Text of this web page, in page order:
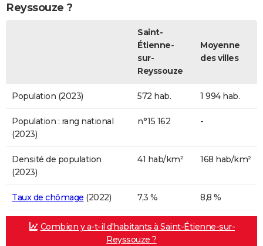
Reyssouze ?
Saint-
Étienne-
sur-
Reyssouze
Moyenne
des villes
Population (2023) 572 hab. 1 994 hab.
Population : rang national
(2023)
n°15 162 -
Densité de population
(2023)
41 hab/km² 168 hab/km²
Taux de chômage (2022) 7,3 % 8,8 %
Combien y a-t-il d'habitants à Saint-Étienne-sur-
Reyssouze ?